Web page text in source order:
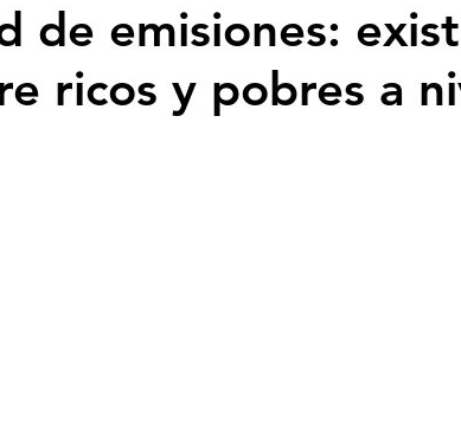
Artico - Antártida - Glaciares
de emisiones:
ricos y pobres a